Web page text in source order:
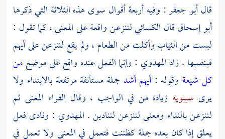
قالأبو جعفر: وفيه أربعة أقوال سوى هذه الثلاثة التي ذكرها
أبو إسحاققال الكسائيلننزعن واقعة على المعنى ، كما تقول :
لبست من الثياب وأكلت من الطعام ، ولم يقع لننزعن على أيهم
فينصبها . زادالمهدوي : وإنما الفعل عنده واقع على موضعمن
كل شيعة وقوله : أيهم أشد جملة مستأنفة مرتفعة بالابتداء ولا
يرى سيبويه زيادة من في الواجب ، وقال الفراء المعنى ثم
لننزعن بالنداء ومعنى لننزعن لننادين . المهدوي : ونادى فعل
يعلق إذا كان بعده جملة كظننت فتعمل في المعنى ولا تعمل في